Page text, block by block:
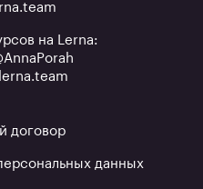
на Lerna:
договор
данных